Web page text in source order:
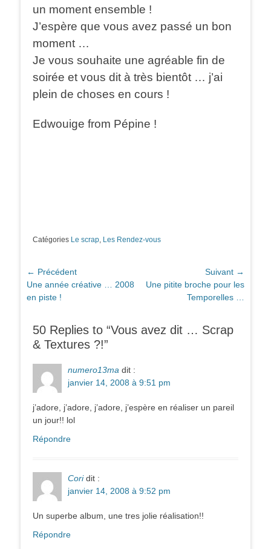
un moment ensemble !
J’espère que vous avez passé un bon
moment …
Je vous souhaite une agréable fin de
soirée et vous dit à très bientôt … j’ai
plein de choses en cours !
Edwouige from Pépine !
Catégories Le scrap, Les Rendez-vous
Navigation
de
l’article
← Précédent
Article
précédent :
Une année créative … 2008
en piste !
Suivant →
Article
Une pitite broche pour les
Temporelles …
50 Replies to “Vous avez dit … Scrap
& Textures ?!”
numero13ma dit :
janvier 14, 2008 à 9:51 pm
j’adore, j’adore, j’adore, j’espère en réaliser un pareil
un jour!! lol
Répondre
Cori dit :
janvier 14, 2008 à 9:52 pm
Un superbe album, une tres jolie réalisation!!
Répondre